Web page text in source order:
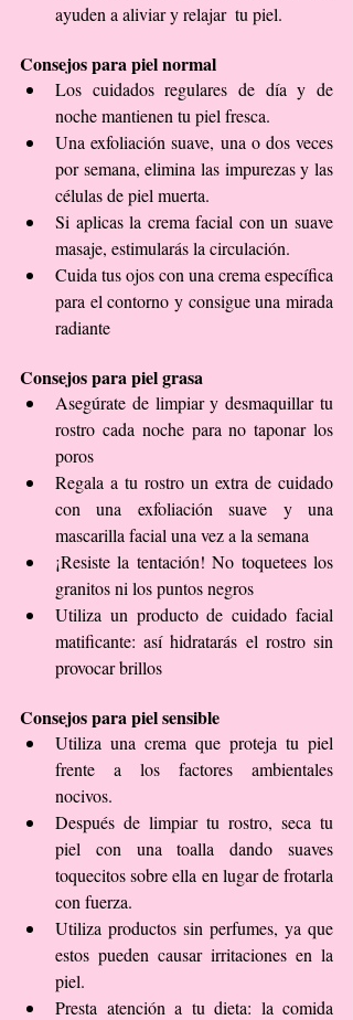
ayuden a aliviar y relajar  tu piel.
Consejos para piel normal
Los cuidados regulares de día y de
noche mantienen tu piel fresca.
Una exfoliación suave, una o dos veces
por semana, elimina las impurezas y las
células de piel muerta.
Si aplicas la crema facial con un suave
masaje, estimularás la circulación.
Cuida tus ojos con una crema específica
para el contorno y consigue una mirada
radiante
Consejos para piel grasa
Asegúrate de limpiar y desmaquillar tu
rostro cada noche para no taponar los
poros
Regala a tu rostro un extra de cuidado
con una exfoliación suave y una
mascarilla facial una vez a la semana
¡Resiste la tentación! No toquetees los
granitos ni los puntos negros
Utiliza un producto de cuidado facial
matificante: así hidratarás el rostro sin
provocar brillos
Consejos para piel sensible
Utiliza una crema que proteja tu piel
frente a los factores ambientales
nocivos.
Después de limpiar tu rostro, seca tu
piel con una toalla dando suaves
toquecitos sobre ella en lugar de frotarla
con fuerza.
Utiliza productos sin perfumes, ya que
estos pueden causar irritaciones en la
piel.
Presta atención a tu dieta: la comida